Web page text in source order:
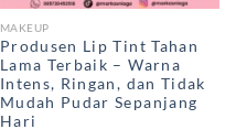
MAKEUP
Produsen Lip Tint Tahan
Lama Terbaik – Warna
Intens, Ringan, dan Tidak
Mudah Pudar Sepanjang
Hari